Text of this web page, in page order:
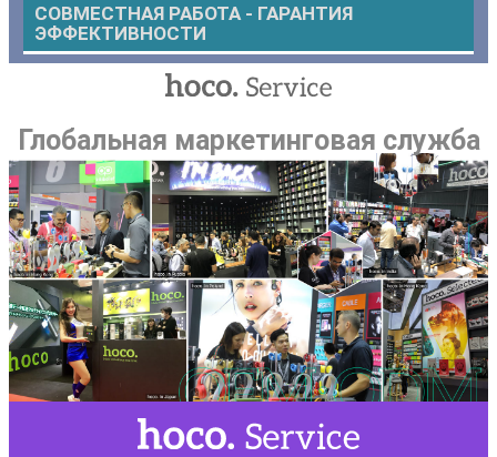
СОВМЕСТНАЯ РАБОТА - ГАРАНТИЯ
ЭФФЕКТИВНОСТИ
Глобальная маркетинговая служба